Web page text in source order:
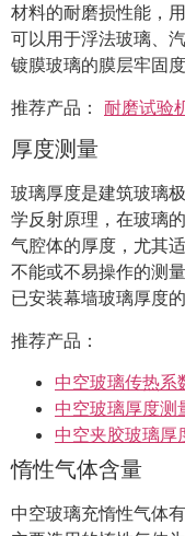
材料的耐磨损性能，
可以用于浮法玻璃、
镀膜玻璃的膜层牢固度
推荐产品： 耐磨试验
厚度测量
玻璃厚度是建筑玻璃
学反射原理，在玻璃
气腔体的厚度，尤其
不能或不易操作的测
已安装幕墙玻璃厚度的
推荐产品：
中空玻璃传热
中空玻璃厚度
中空夹胶玻璃
惰性气体含量
中空玻璃充惰性气体